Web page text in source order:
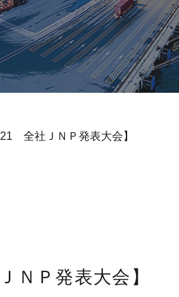
全社ＪＮＰ発表大会】
ＮＰ発表大会】